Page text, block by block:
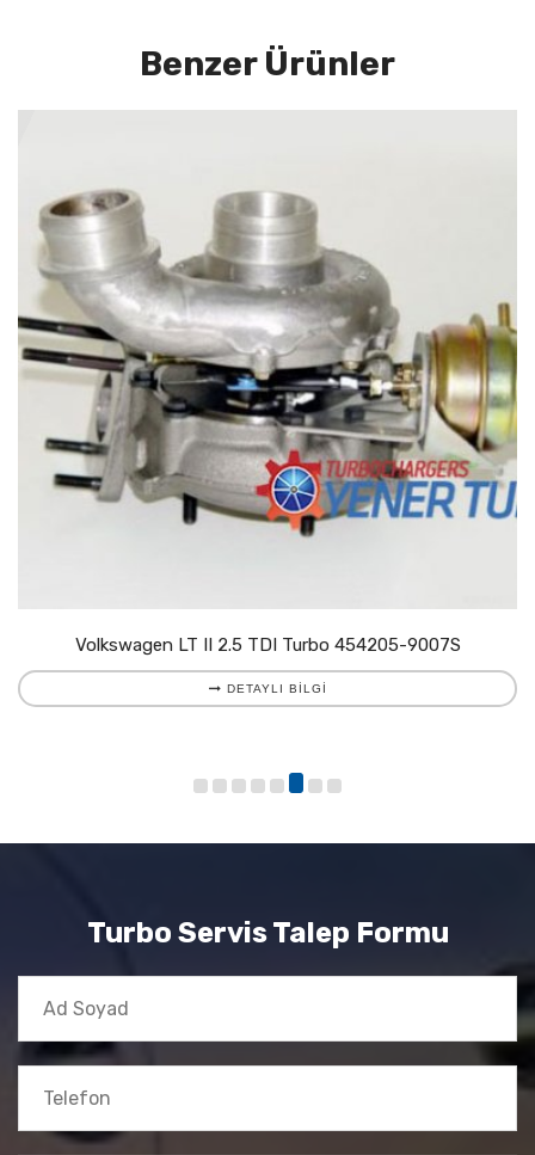
Benzer Ürünler
Volkswagen LT II 2.5 TDI Turbo 454205-9007S
DETAYLI BILGI
Turbo Servis Talep Formu